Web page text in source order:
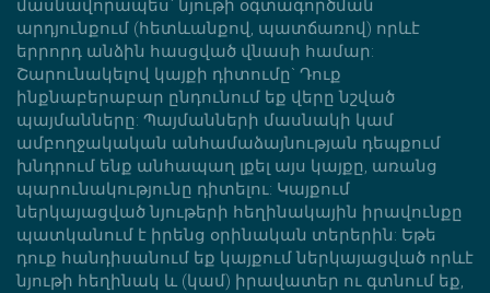
մասնավորապես` նյութի օգտագործման
արդյունքում (հետևանքով, պատճառով) որևէ
երրորդ անձին հասցված վնասի համար:
Շարունակելով կայքի դիտումը` Դուք
ինքնաբերաբար ընդունում եք վերը նշված
պայմանները: Պայմանների մասնակի կամ
ամբողջակական անհամաձայնության դեպքում
խնդրում ենք անհապաղ լքել այս կայքը, առանց
պարունակությունը դիտելու: Կայքում
ներկայացված նյութերի հեղինակային իրավունքը
պատկանում է իրենց օրինական տերերին: Եթե
դուք հանդիսանում եք կայքում ներկայացված որևէ
նյութի հեղինակ և (կամ) իրավատեր ու գտնում եք,